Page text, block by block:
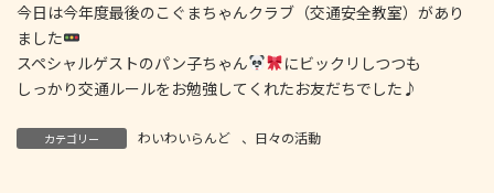
今日は今年度最後のこぐまちゃんクラブ（交通安全教室）があり
ました
スペシャルゲストのパン子ちゃん
にビックリしつつも
しっかり交通ルールをお勉強してくれたお友だちでした♪
カテゴリー わいわいらんど 、 日々の活動